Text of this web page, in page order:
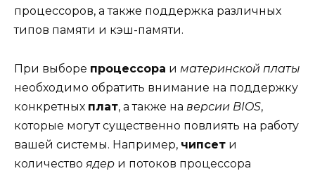
процессоров, а также поддержка различных
типов памяти и кэш-памяти.
При выборе процессора и материнской платы
необходимо обратить внимание на поддержку
конкретных плат, а также на версии BIOS,
которые могут существенно повлиять на работу
вашей системы. Например, чипсет и
количество ядер и потоков процессора